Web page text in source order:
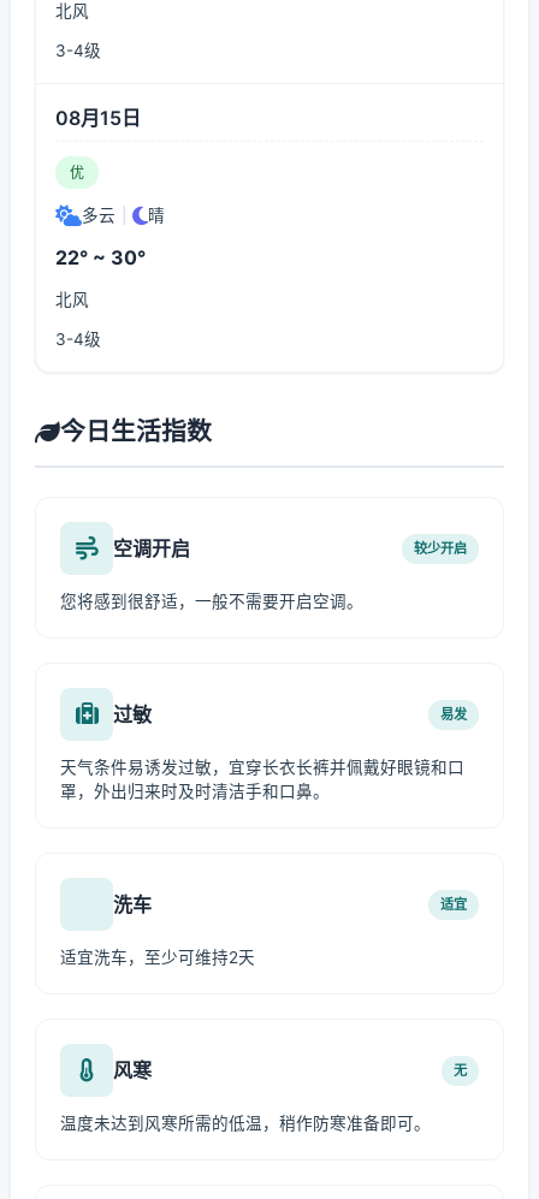
北风
3-4级
08月15日
优
多云 晴
22° ~ 30°
北风
3-4级
今日生活指数
空调开启 较少开启
您将感到很舒适，一般不需要开启空调。
过敏 易发
天气条件易诱发过敏，宜穿长衣长裤并佩戴好眼镜和口
罩，外出归来时及时清洁手和口鼻。
洗车 适宜
适宜洗车，至少可维持2天
风寒 无
温度未达到风寒所需的低温，稍作防寒准备即可。